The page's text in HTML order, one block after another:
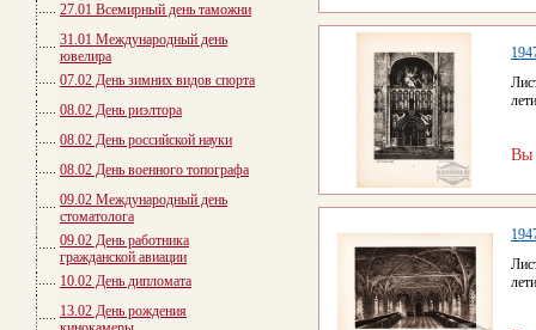
27.01 Всемирный день таможни
31.01 Международный день
ювелира
07.02 День зимних видов спорта
08.02 День риэлтора
08.02 День российской науки
08.02 День военного топографа
09.02 Международный день
стоматолога
09.02 День работника
гражданской авиации
10.02 День дипломата
13.02 День рождения
Вы